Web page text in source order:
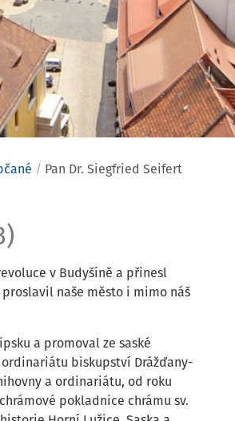
Pan Dr. Siegfried Seifert
v Budyšíně a přinesl
naše město i mimo náš
a promoval ze saské
biskupství Drážďany-
a ordinariátu, od roku
pokladnice chrámu sv.